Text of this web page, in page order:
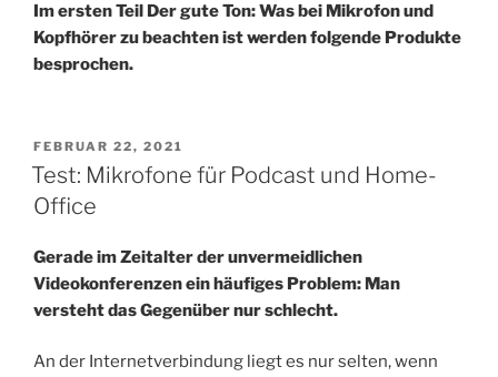
Im ersten Teil Der gute Ton: Was bei Mikrofon und
Kopfhörer zu beachten ist werden folgende Produkte
besprochen.
VERÖFFENTLICHT
AM
FEBRUAR 22, 2021
Test: Mikrofone für Podcast und Home-
Office
Gerade im Zeitalter der unvermeidlichen
Videokonferenzen ein häufiges Problem: Man
versteht das Gegenüber nur schlecht.
An der Internetverbindung liegt es nur selten, wenn